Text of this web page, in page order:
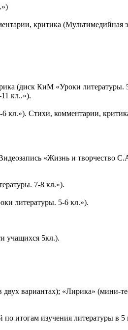
критика (Мультимедийная
(диск КиМ «Уроки литературы.
кл..»).
Стихи, комментарии,
«Жизнь и творчество
7-8 кл.»).
литературы. 5-6 кл.»).
учащихся 5кл.).
двух вариантах); «Лирика» (мини-
итогам изучения литературы в 5